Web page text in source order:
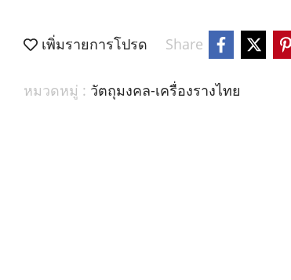
เพิ่มรายการโปรด Share
หมวดหมู่ : วัตถุมงคล-เครื่องรางไทย